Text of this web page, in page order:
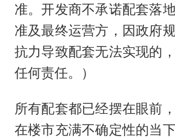
准。开发商不承诺配套落
准及最终运营方，因政府
抗力导致配套无法实现的
任何责任。）
所有配套都已经摆在眼前
在楼市充满不确定性的当